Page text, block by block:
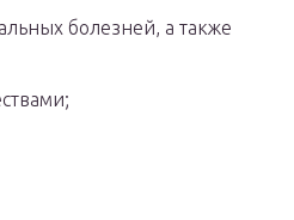
болезней, а также